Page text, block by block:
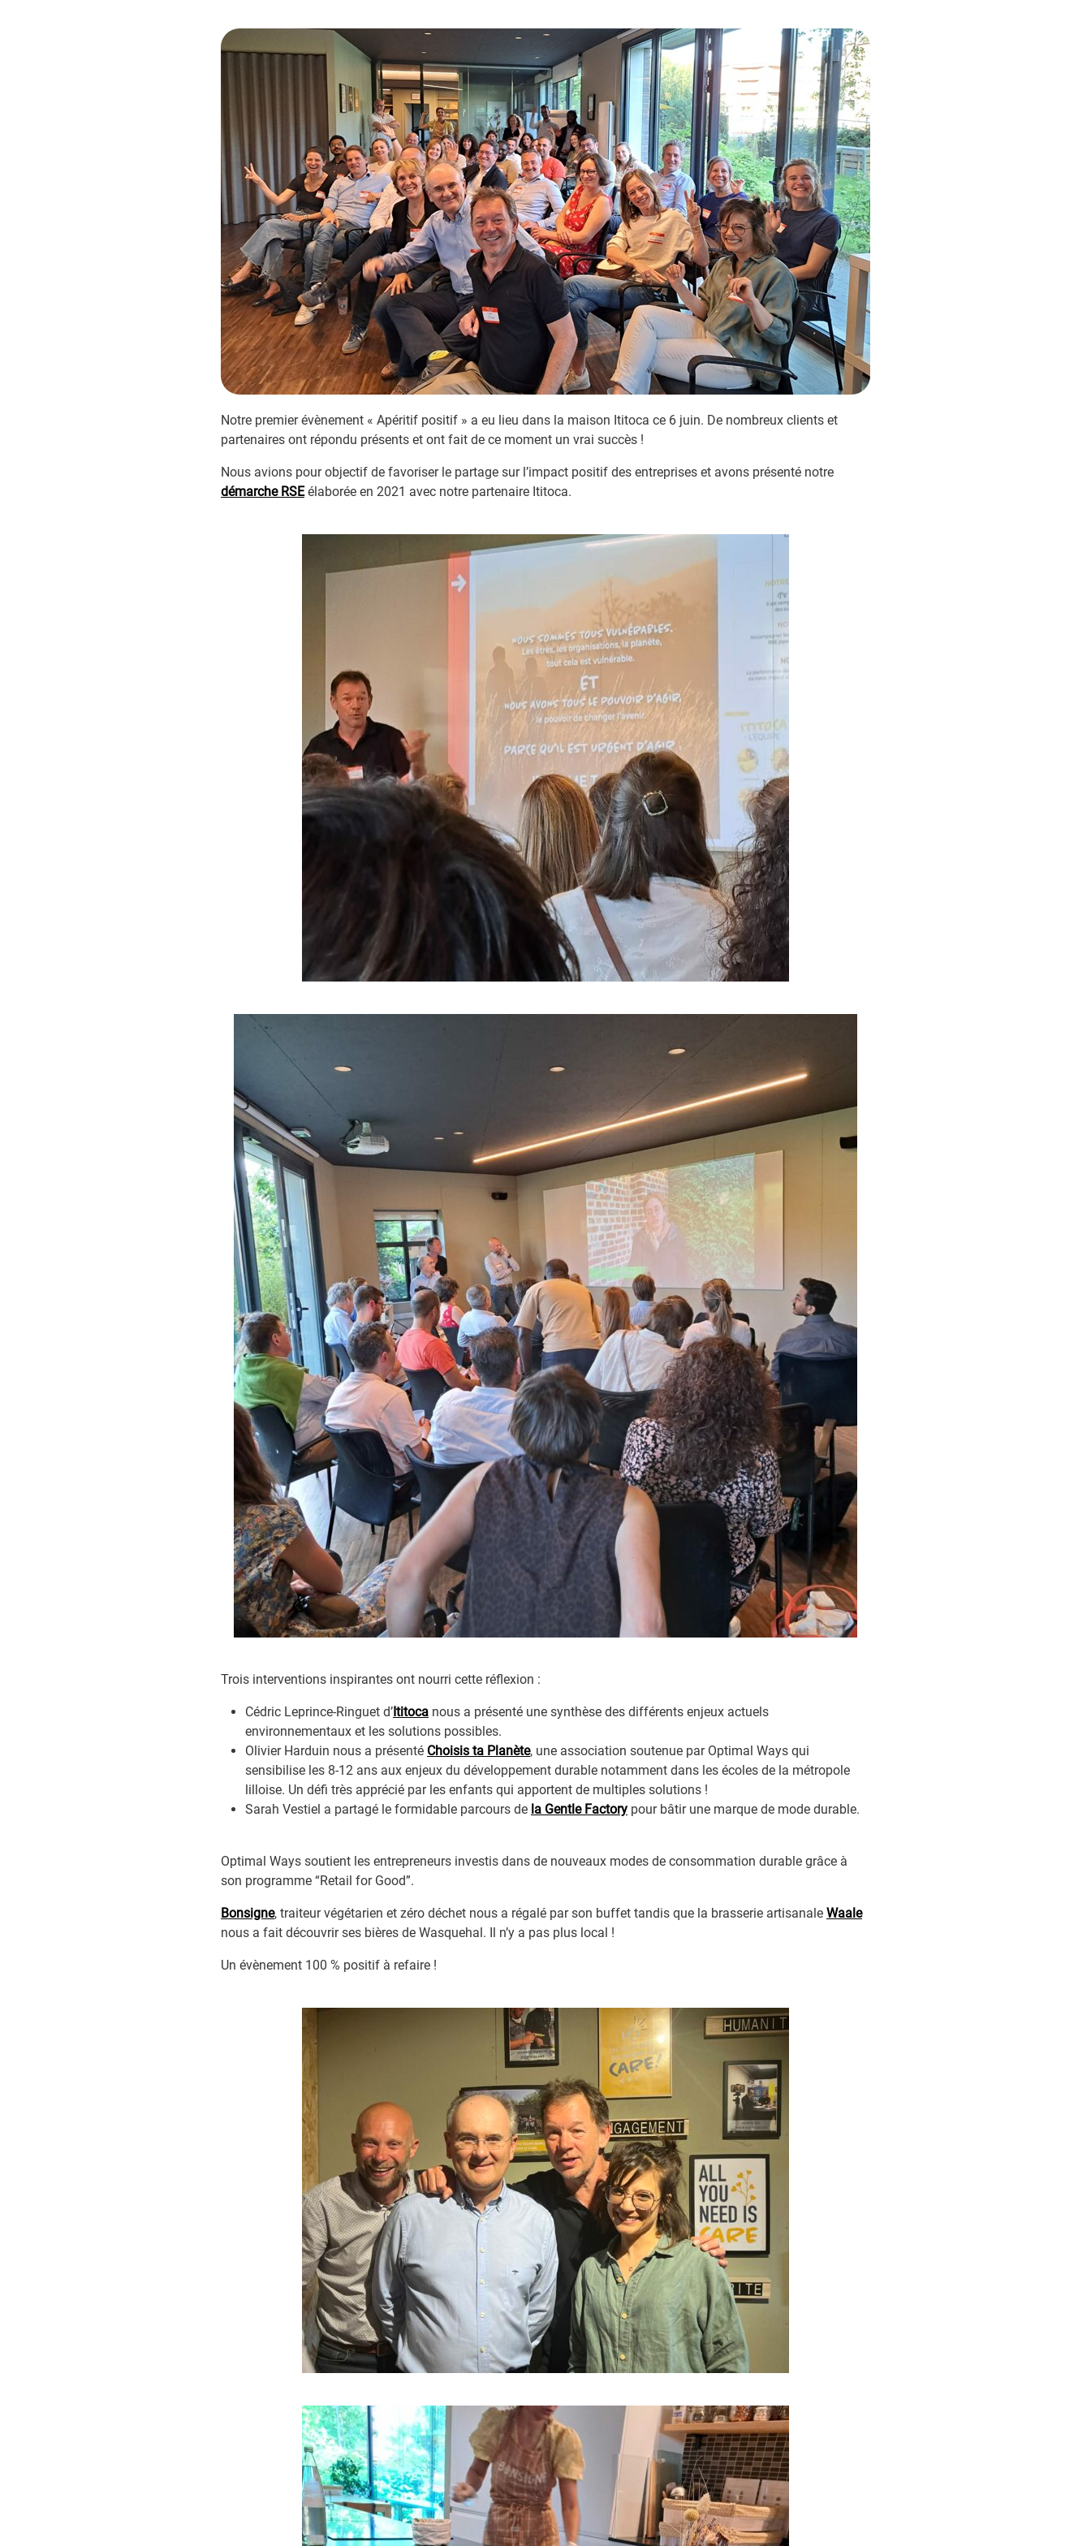
Notre premier évènement « Apéritif positif » a eu lieu dans la maison Ititoca ce 6 juin. De nombreux clients et
partenaires ont répondu présents et ont fait de ce moment un vrai succès !
Nous avions pour objectif de favoriser le partage sur l’impact positif des entreprises et avons présenté notre
démarche RSEélaborée en 2021 avec notre partenaire Ititoca.
Trois interventions inspirantes ont nourri cette réflexion :
Cédric Leprince-Ringuet d’Ititoca nous a présenté une synthèse des différents enjeux actuels
environnementaux et les solutions possibles.
Olivier Harduin nous a présenté Choisis ta Planète, une association soutenue par Optimal Ways qui
sensibilise les 8-12 ans aux enjeux du développement durable notamment dans les écoles de la métropole
lilloise. Un défi très apprécié par les enfants qui apportent de multiples solutions !
Sarah Vestiel a partagé le formidable parcours de la Gentle Factory pour bâtir une marque de mode durable.
Optimal Ways soutient les entrepreneurs investis dans de nouveaux modes de consommation durable grâce à
son programme “Retail for Good”.
Bonsigne, traiteur végétarien et zéro déchet nous a régalé par son buffet tandis que la brasserie artisanale Waale
nous a fait découvrir ses bières de Wasquehal. Il n’y a pas plus local !
Un évènement 100 % positif à refaire !